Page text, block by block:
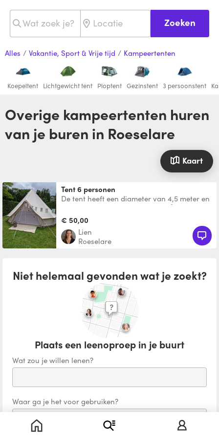
Zoeken
Alles / Vakantie, Sport & Vrije tijd / Kampeertenten
Koepeltent Lichtgewicht tent Ploptent Gezinstent 3 persoonstent
Overige kampeertenten huren
van je buren in Roeselare
Kaart
Tent 6 personen
De tent heeft een diameter van 4,5 meter en
een binnenoppervlakte van 16 m². Je hebt
minimaal 7 op 7
€ 50,00
Lien
Roeselare
Niet helemaal gevonden wat je zoekt?
Plaats een leenoproep in je buurt
Wat zou je willen lenen?
Waar ga je het voor gebruiken?